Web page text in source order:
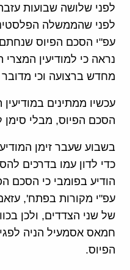
לפני שלושה שבועות
לפני שהממשלה
עפ"י הסכם הפיוס שנחתם בקהיר
נראה כי למודיעין
מחדש ברצועה וכי מדובר
עכשיו ממתינים
הסכם הפיוס, מבלי
בשבוע שעבר זימן
כדי לדון עמו בדרכים
הודיע בפומבי כי הסכם
עפ"י מקורות בפתח',
של שני הצדדים, ולכן
חמאס אסמעיל הניה
הפיוס.